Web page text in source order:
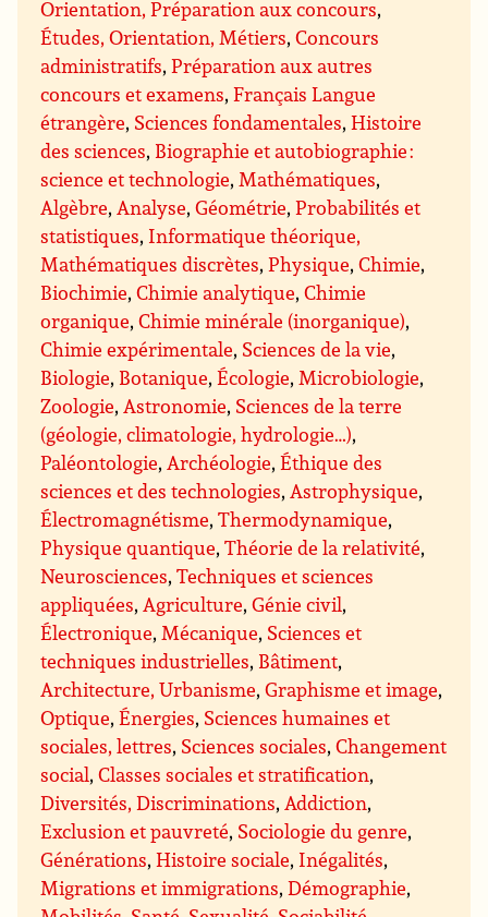
Orientation, Préparation aux concours,
Études, Orientation, Métiers,Concours
administratifs,Préparation aux autres
concours et examens,Français Langue
étrangère, Sciences fondamentales,Histoire
des sciences, Biographie et autobiographie :
science et technologie, Mathématiques,
Algèbre, Analyse,Géométrie,Probabilités et
statistiques, Informatique théorique,
Mathématiques discrètes,Physique,Chimie,
Biochimie,Chimie analytique,Chimie
organique,Chimie minérale (inorganique),
Chimie expérimentale, Sciences de la vie,
Biologie, Botanique,Écologie, Microbiologie,
Zoologie, Astronomie, Sciences de la terre
(géologie, climatologie, hydrologie…),
Paléontologie, Archéologie,Éthique des
sciences et des technologies, Astrophysique,
Électromagnétisme,Thermodynamique,
Physique quantique,Théorie de la relativité,
Neurosciences,Techniques et sciences
appliquées, Agriculture,Génie civil,
Électronique, Mécanique, Sciences et
techniques industrielles, Bâtiment,
Architecture, Urbanisme,Graphisme et image,
Optique,Énergies, Sciences humaines et
sociales, lettres, Sciences sociales,Changement
social,Classes sociales et stratification,
Diversités, Discriminations, Addiction,
Exclusion et pauvreté, Sociologie du genre,
Générations,Histoire sociale, Inégalités,
Migrations et immigrations,Démographie,